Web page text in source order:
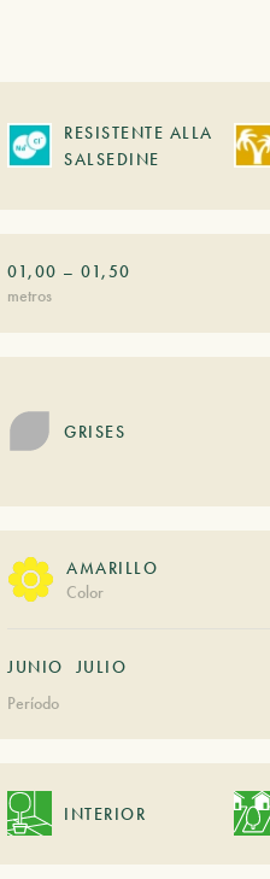
RESISTENTE ALLA
SALSEDINE
01,00 –01,50
metros
GRISES
AMARILLO
Color
JUNIO
JULIO
Período
INTERIOR